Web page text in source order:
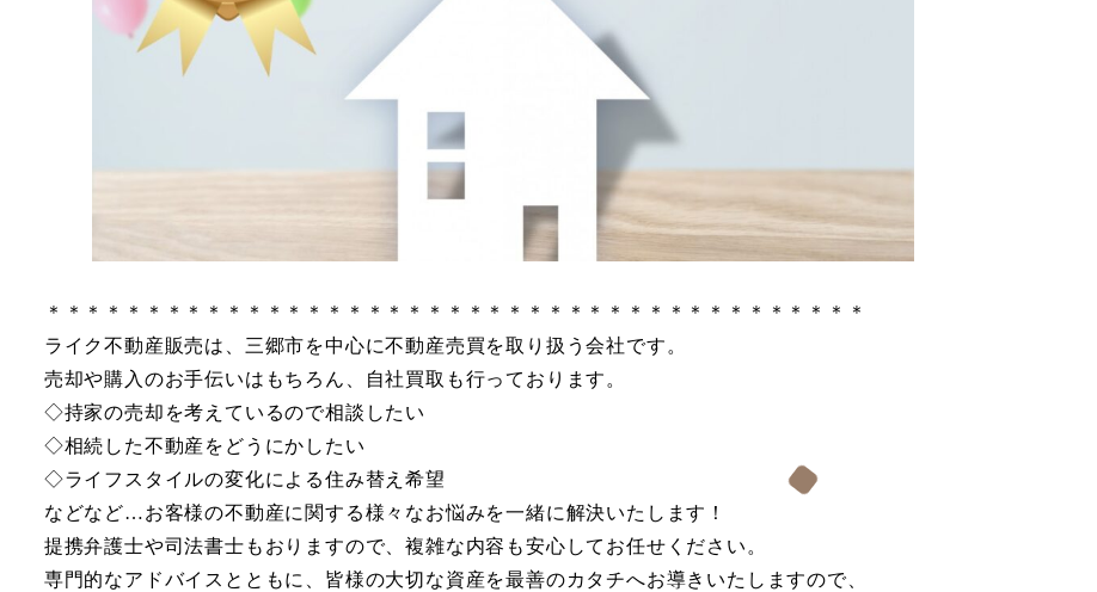
＊＊＊＊＊＊＊＊＊＊＊＊＊＊＊＊＊＊＊＊＊＊＊＊＊＊＊＊＊＊＊＊＊＊＊＊＊＊＊＊＊
ライク不動産販売は、三郷市を中心に不動産売買を取り扱う会社です。
売却や購入のお手伝いはもちろん、自社買取も行っております。
◇持家の売却を考えているので相談したい
◇相続した不動産をどうにかしたい
◇ライフスタイルの変化による住み替え希望
などなど…お客様の不動産に関する様々なお悩みを一緒に解決いたします！
提携弁護士や司法書士もおりますので、複雑な内容も安心してお任せください。
専門的なアドバイスとともに、皆様の大切な資産を最善のカタチへお導きいたしますので、